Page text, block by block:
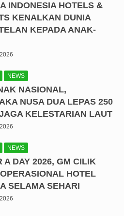
INDONESIA HOTELS &
KENALKAN DUNIA
KEPADA ANAK-
NEWS
NASIONAL,
NUSA DUA LEPAS 250
KELESTARIAN LAUT
NEWS
A DAY 2026, GM CILIK
HOTEL
SELAMA SEHARI